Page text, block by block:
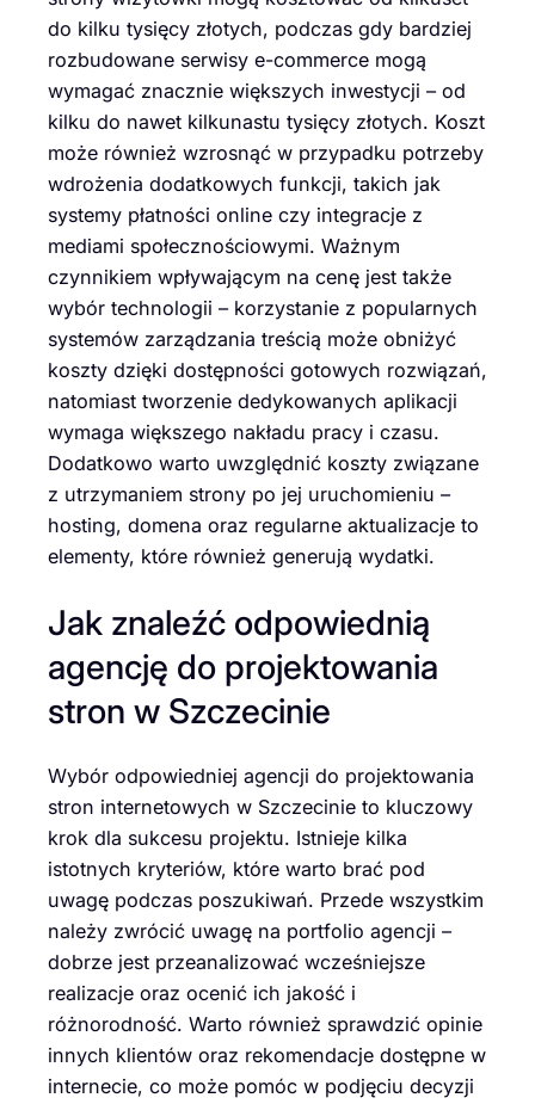
do kilku tysięcy złotych, podczas gdy bardziej
rozbudowane serwisy e-commerce mogą
wymagać znacznie większych inwestycji – od
kilku do nawet kilkunastu tysięcy złotych. Koszt
może również wzrosnąć w przypadku potrzeby
wdrożenia dodatkowych funkcji, takich jak
systemy płatności online czy integracje z
mediami społecznościowymi. Ważnym
czynnikiem wpływającym na cenę jest także
wybór technologii – korzystanie z popularnych
systemów zarządzania treścią może obniżyć
koszty dzięki dostępności gotowych rozwiązań,
natomiast tworzenie dedykowanych aplikacji
wymaga większego nakładu pracy i czasu.
Dodatkowo warto uwzględnić koszty związane
z utrzymaniem strony po jej uruchomieniu –
hosting, domena oraz regularne aktualizacje to
elementy, które również generują wydatki.
Jak znaleźć odpowiednią
agencję do projektowania
stron w Szczecinie
Wybór odpowiedniej agencji do projektowania
stron internetowych w Szczecinie to kluczowy
krok dla sukcesu projektu. Istnieje kilka
istotnych kryteriów, które warto brać pod
uwagę podczas poszukiwań. Przede wszystkim
należy zwrócić uwagę na portfolio agencji –
dobrze jest przeanalizować wcześniejsze
realizacje oraz ocenić ich jakość i
różnorodność. Warto również sprawdzić opinie
innych klientów oraz rekomendacje dostępne w
internecie, co może pomóc w podjęciu decyzji